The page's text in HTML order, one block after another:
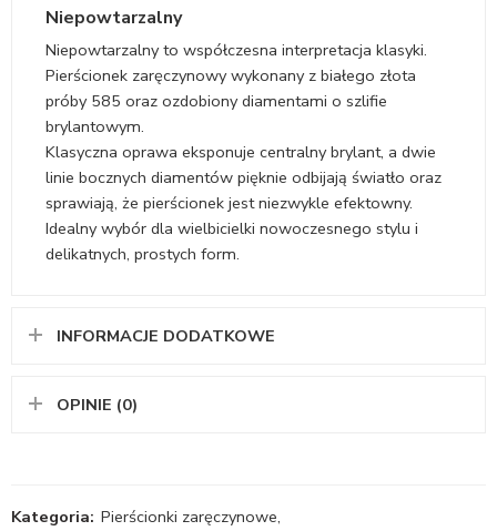
Niepowtarzalny
Niepowtarzalny to współczesna interpretacja klasyki.
Pierścionek zaręczynowy wykonany z białego złota
próby 585 oraz ozdobiony diamentami o szlifie
brylantowym.
Klasyczna oprawa eksponuje centralny brylant, a dwie
linie bocznych diamentów pięknie odbijają światło oraz
sprawiają, że pierścionek jest niezwykle efektowny.
Idealny wybór dla wielbicielki nowoczesnego stylu i
delikatnych, prostych form.
INFORMACJE DODATKOWE
OPINIE (0)
Kategoria: Pierścionki zaręczynowe,